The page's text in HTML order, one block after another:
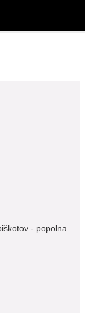
- popolna